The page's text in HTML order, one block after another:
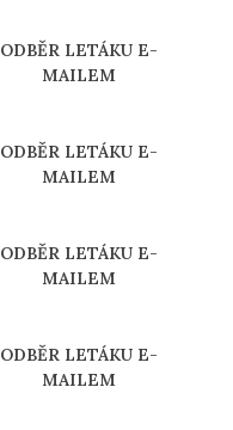
ODBĚR LETÁKU E-
MAILEM
ODBĚR LETÁKU E-
MAILEM
ODBĚR LETÁKU E-
MAILEM
ODBĚR LETÁKU E-
MAILEM